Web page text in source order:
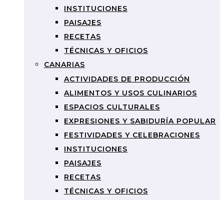
INSTITUCIONES
PAISAJES
RECETAS
TÉCNICAS Y OFICIOS
CANARIAS
ACTIVIDADES DE PRODUCCIÓN
ALIMENTOS Y USOS CULINARIOS
ESPACIOS CULTURALES
EXPRESIONES Y SABIDURÍA POPULAR
FESTIVIDADES Y CELEBRACIONES
INSTITUCIONES
PAISAJES
RECETAS
TÉCNICAS Y OFICIOS